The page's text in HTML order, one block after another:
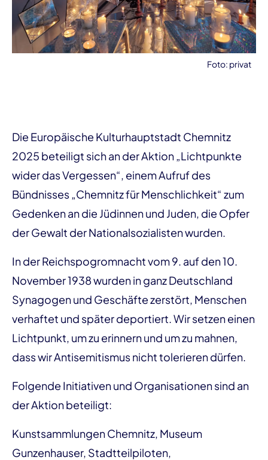
Foto: privat
Die Europäische Kulturhauptstadt Chemnitz
2025 beteiligt sich an der Aktion „Lichtpunkte
wider das Vergessen“, einem Aufruf des
Bündnisses „Chemnitz für Menschlichkeit“ zum
Gedenken an die Jüdinnen und Juden, die Opfer
der Gewalt der Nationalsozialisten wurden.
In der Reichspogromnacht vom 9. auf den 10.
November 1938 wurden in ganz Deutschland
Synagogen und Geschäfte zerstört, Menschen
verhaftet und später deportiert. Wir setzen einen
Lichtpunkt, um zu erinnern und um zu mahnen,
dass wir Antisemitismus nicht tolerieren dürfen.
Folgende Initiativen und Organisationen sind an
der Aktion beteiligt:
Kunstsammlungen Chemnitz, Museum
Gunzenhauser, Stadtteilpiloten,